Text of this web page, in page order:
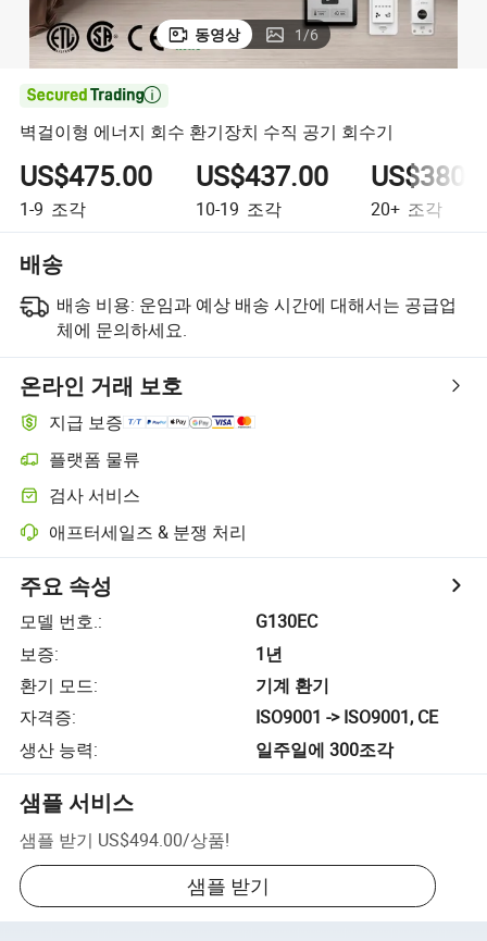
동영상 1/6

벽걸이형 에너지 회수 환기장치 수직 공기 회수기
US$475.00
1-9 조각
US$437.00
10-19 조각 20+ 조각
배송
배송 비용: 운임과 예상 배송 시간에 대해서는 공급업
체에 문의하세요.
온라인 거래 보호
지급 보증
플랫폼 물류
검사 서비스
애프터세일즈 & 분쟁 처리
주요 속성
모델 번호.:
G130EC
보증:
1년
환기 모드:
기계 환기
자격증:
ISO9001 -> ISO9001, CE
생산 능력: 일주일에 300조각
샘플 서비스
샘플 받기 US$494.00/상품!
샘플 받기